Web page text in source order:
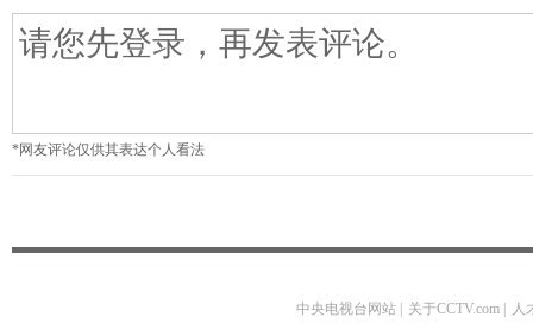
*网友评论仅供其表达个人看法
中央电视台网站 关于CCTV.com 人